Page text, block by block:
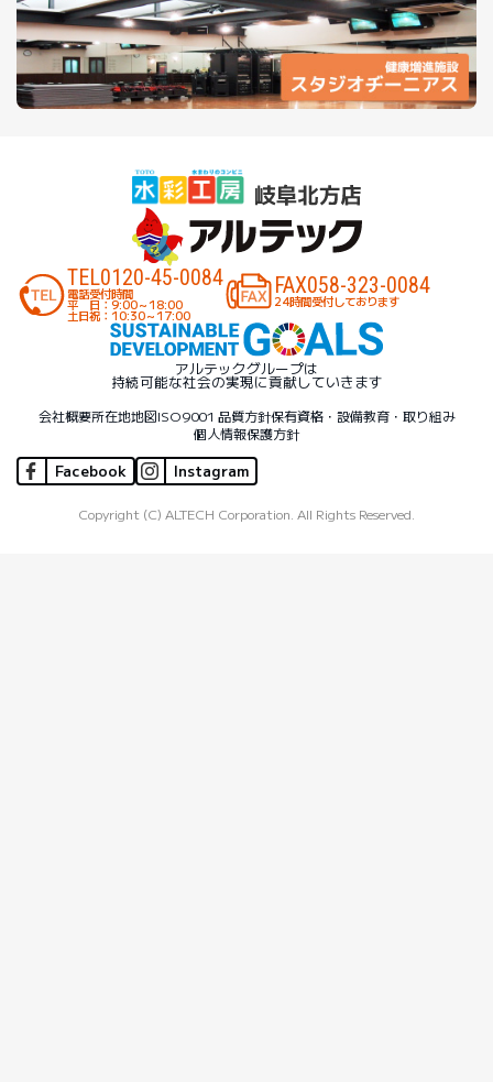
TEL0120-45-0084
電話受付時間
平 日：9:00～18:00
土日祝：10:30～17:00
FAX058-323-0084
24時間受付しております
アルテックグループは
持続可能な社会の実現に貢献していきます
会社概要所在地地図ISO9001 品質方針保有資格・設備教育・取り組み
個人情報保護方針
Facebook Instagram
Copyright (C) ALTECH Corporation. All Rights Reserved.